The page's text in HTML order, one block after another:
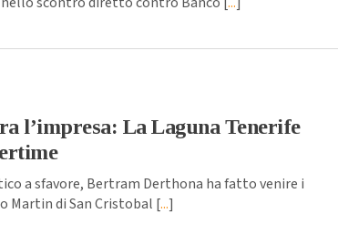
l’impresa: La Laguna Tenerife
a sfavore, Bertram Derthona ha fatto venire i
Martin di San Cristobal [...]